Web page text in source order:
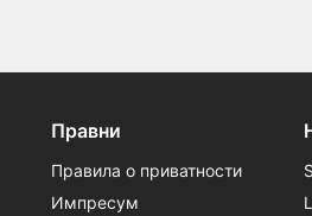
Правни
Правила о приватности
Импресум